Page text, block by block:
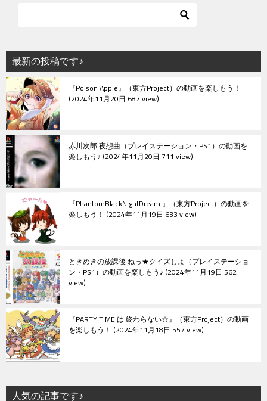
最新の投稿です♪
『Poison Apple』（東方Project）の動画を楽しもう！
2024年11月20日 687 view
赤川次郎 夜想曲（プレイステーション・PS1）の動画を
楽しもう♪ 2024年11月20日 711 view
『PhantomBlackNightDream.』（東方Project）の動画を
楽しもう！ 2024年11月19日 633 view
ときめきの放課後 ねっ★クイズしよ（プレイステーショ
ン・PS1）の動画を楽しもう♪ 2024年11月19日 562
view
『PARTY TIME は 終わらない☆』（東方Project）の動画
を楽しもう！ 2024年11月18日 557 view
人気の記事です♪